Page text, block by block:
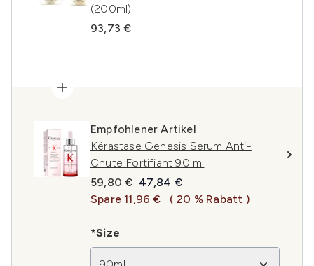
(200ml)
93,73 €
Empfohlener Artikel
Kérastase Genesis Serum Anti-
Chute Fortifiant 90 ml
Unverbindliche Preisempfehlung:
59,80 € Aktueller Preis:
47,84 €
Spare 11,96 €
( 20 % Rabatt )
*Size